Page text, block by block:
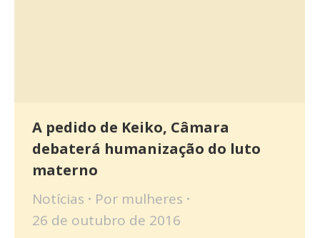
A pedido de Keiko, Câmara
debaterá humanização do luto
materno
Notícias Por mulheres
26 de outubro de 2016